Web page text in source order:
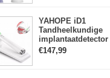
YAHOPE iD1
Tandheelkundige
implantaatdetector
implantaatlocator
slimme
€147,99